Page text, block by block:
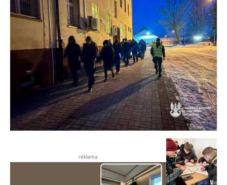
reklama